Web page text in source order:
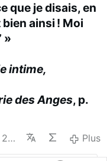
que je disais, en
ainsi ! Moi
»
intime,
des Anges, p.
263 Plus